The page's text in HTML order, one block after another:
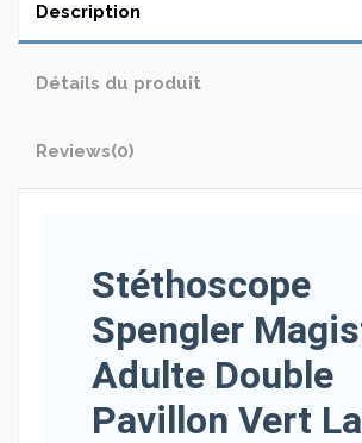
Description
Détails du produit
Reviews(0)
Stéthoscope
Spengler
Adulte Double
Pavillon Vert